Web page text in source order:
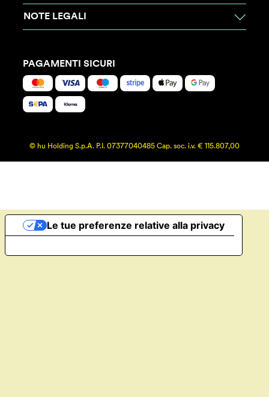
NOTE LEGALI
PAGAMENTI SICURI
© hu Holding S.p.A. P.I. 07377040485 Cap. soc. i.v. € 115.807,00
Le tue preferenze relative alla privacy